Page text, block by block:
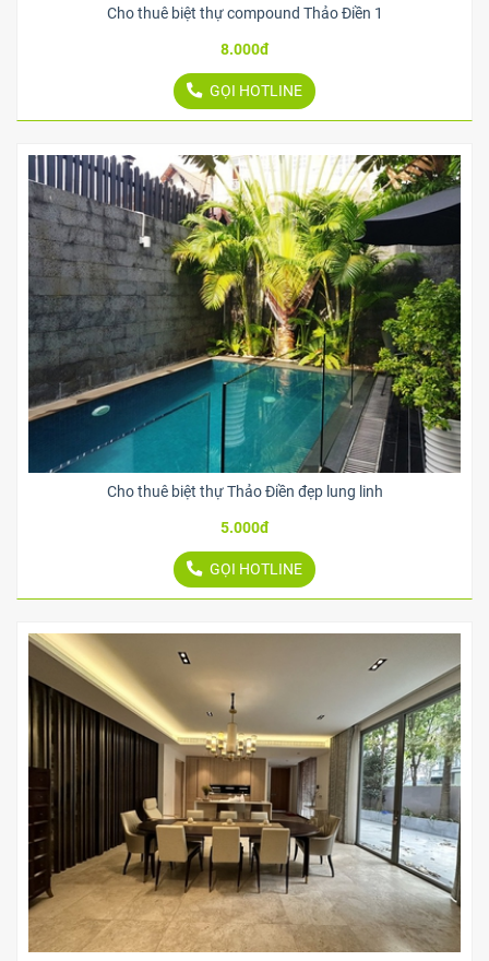
Cho thuê biệt thự compound Thảo Điền 1
8.000đ
GỌI HOTLINE
Cho thuê biệt thự Thảo Điền đẹp lung linh
5.000đ
GỌI HOTLINE